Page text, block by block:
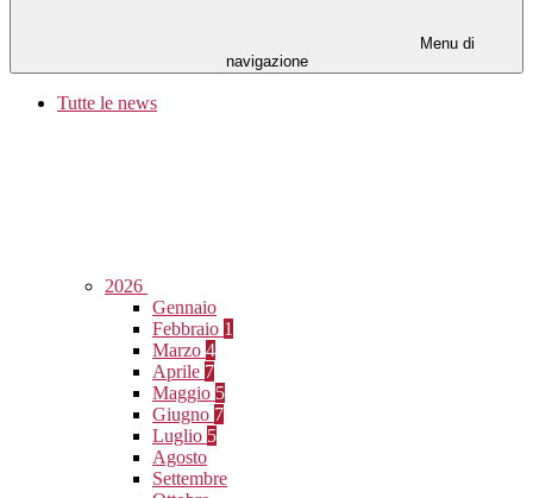
Menu di
navigazione
Tutte le news
2026
Gennaio
Febbraio 1
Marzo 4
Aprile 7
Maggio 5
Giugno 7
Luglio 5
Agosto
Settembre